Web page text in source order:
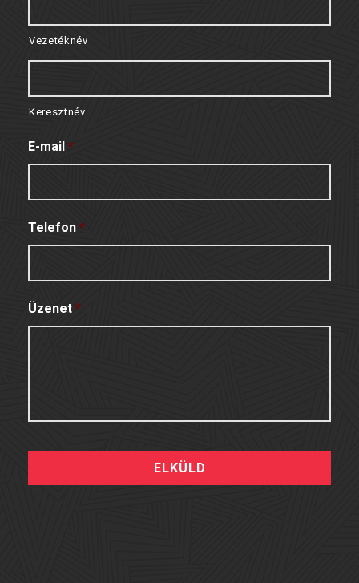
Vezetéknév
Keresztnév
E-mail *
Telefon *
Üzenet *